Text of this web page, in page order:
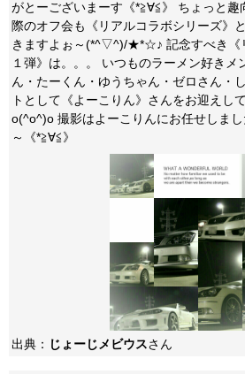
がとーございまーす《*≧∀≦》 ちょっと趣
際のオフ会も《リアルコラボシリーズ》
きますよぉ～(*^▽^)/★*☆♪ 記念すべき《
１弾》は。。。 いつものラーメン好きメ
ん・たーくん・ゆうちゃん・ゼロさん・
トとして《よーこりん》さんをお迎えし
o(^o^)o 撮影はよーこりんにお任せしま
～《*≧∀≦》
出典： じょーじメビウスさん